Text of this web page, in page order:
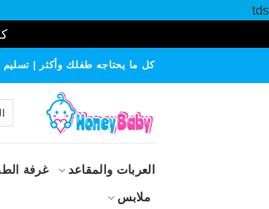
tds
كل ما يحتاجه طفلك وأكثر | تسليم
العربات والمقاعد غرفة
ملابس